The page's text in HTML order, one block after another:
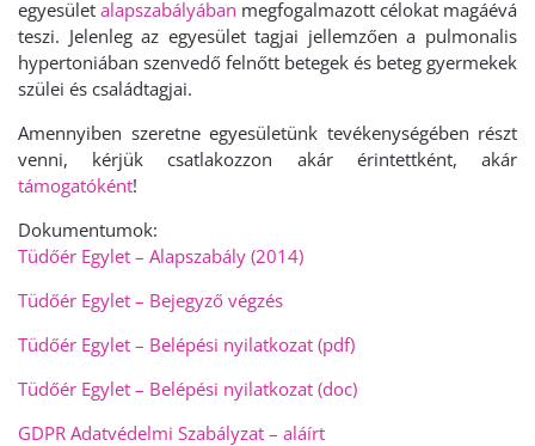
egyesület alapszabályában megfogalmazott célokat magáévá
teszi. Jelenleg az egyesület tagjai jellemzően a pulmonalis
hypertoniában szenvedő felnőtt betegek és beteg gyermekek
szülei és családtagjai.
Amennyiben szeretne egyesületünk tevékenységében részt
venni, kérjük csatlakozzon akár érintettként, akár
támogatóként!
Dokumentumok:
Tüdőér Egylet – Alapszabály (2014)
Tüdőér Egylet – Bejegyző végzés
Tüdőér Egylet – Belépési nyilatkozat (pdf)
Tüdőér Egylet – Belépési nyilatkozat (doc)
GDPR Adatvédelmi Szabályzat – aláírt